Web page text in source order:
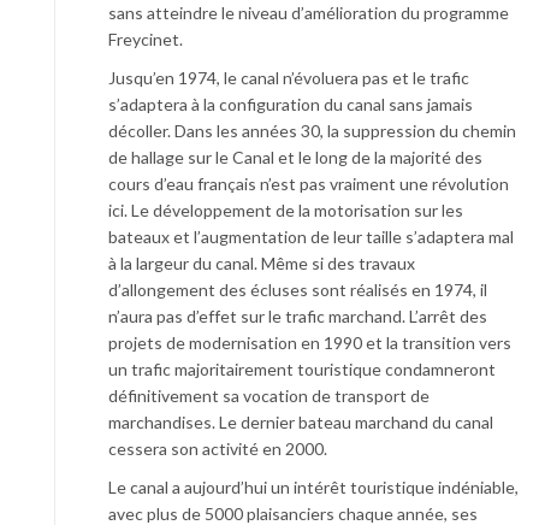
sans atteindre le niveau d’amélioration du programme
Freycinet.
Jusqu’en 1974, le canal n’évoluera pas et le trafic
s’adaptera à la configuration du canal sans jamais
décoller. Dans les années 30, la suppression du chemin
de hallage sur le Canal et le long de la majorité des
cours d’eau français n’est pas vraiment une révolution
ici. Le développement de la motorisation sur les
bateaux et l’augmentation de leur taille s’adaptera mal
à la largeur du canal. Même si des travaux
d’allongement des écluses sont réalisés en 1974, il
n’aura pas d’effet sur le trafic marchand. L’arrêt des
projets de modernisation en 1990 et la transition vers
un trafic majoritairement touristique condamneront
définitivement sa vocation de transport de
marchandises. Le dernier bateau marchand du canal
cessera son activité en 2000.
Le canal a aujourd’hui un intérêt touristique indéniable,
avec plus de 5000 plaisanciers chaque année, ses